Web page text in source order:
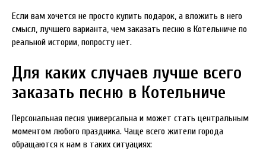
Если вам хочется не просто купить подарок, а вложить в него
смысл, лучшего варианта, чем заказать песню в Котельниче по
реальной истории, попросту нет.
Для каких случаев лучше всего
заказать песню в Котельниче
Персональная песня универсальна и может стать центральным
моментом любого праздника. Чаще всего жители города
обращаются к нам в таких ситуациях: